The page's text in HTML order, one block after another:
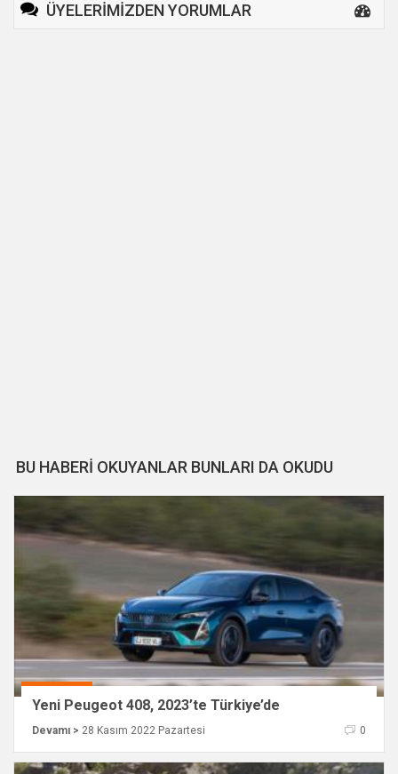
ÜYELERİMİZDEN YORUMLAR
BU HABERİ OKUYANLAR BUNLARI DA OKUDU
Yeni Peugeot 408, 2023’te Türkiye’de
Devamı > 28 Kasım 2022 Pazartesi 0